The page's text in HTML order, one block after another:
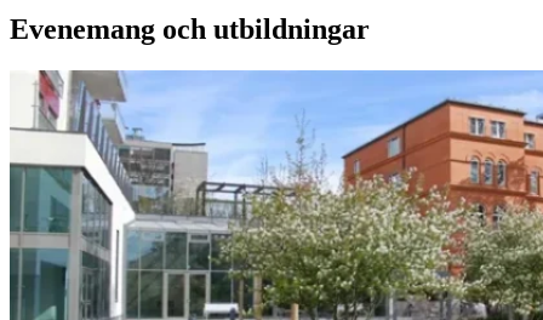
Evenemang och utbildningar